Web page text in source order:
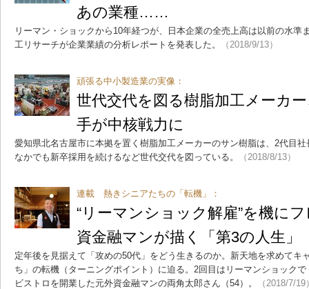
あの業種……
リーマン・ショックから10年経つが、日本企業の全売上高は以前の水
工リサーチが企業業績の分析レポートを発表した。
（2018/9/13）
頑張る中小製造業の実像：
世代交代を図る樹脂加工メーカ
手が中核戦力に
愛知県北名古屋市に本拠を置く樹脂加工メーカーのサン樹脂は、2代目
なかでも新卒採用を続けるなど世代交代を図っている。
（2018/8/13）
連載 熱きシニアたちの「転機」：
“リーマンショック解雇”を機に
資金融マンが描く「第3の人生」
定年後を見据えて「攻めの50代」をどう生きるのか。新天地を求めてキ
ち」の転機（ターニングポイント）に迫る。2回目はリーマンショック
ビストロを開業した元外資金融マンの両角太郎さん（54）。
（2018/7/19